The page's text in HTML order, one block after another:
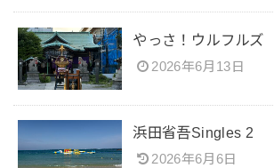
やっさ！ウルフルズ
2026年6月13日
浜田省吾Singles 2
2026年6月6日